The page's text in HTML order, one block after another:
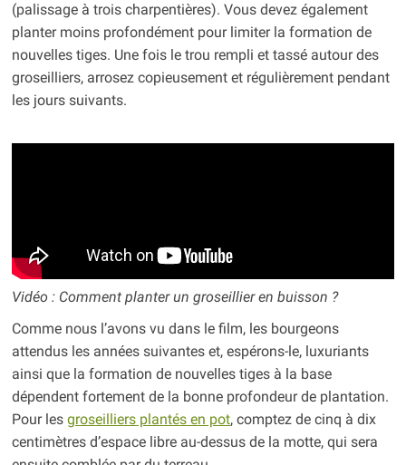
(palissage à trois charpentières). Vous devez également
planter moins profondément pour limiter la formation de
nouvelles tiges. Une fois le trou rempli et tassé autour des
groseilliers, arrosez copieusement et régulièrement pendant
les jours suivants.
Vidéo : Comment planter un groseillier en buisson ?
Comme nous l’avons vu dans le film, les bourgeons
attendus les années suivantes et, espérons-le, luxuriants
ainsi que la formation de nouvelles tiges à la base
dépendent fortement de la bonne profondeur de plantation.
Pour les groseilliers plantés en pot, comptez de cinq à dix
centimètres d’espace libre au-dessus de la motte, qui sera